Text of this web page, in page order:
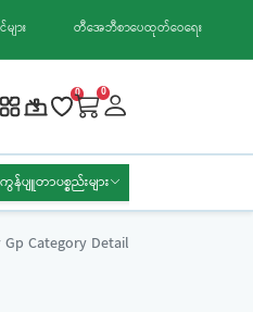
ား တီအေဘီစာပေထုတ်ဝေရေး
0 0
ကွန်ပျူတာပစ္စည်းများ
Category Detail